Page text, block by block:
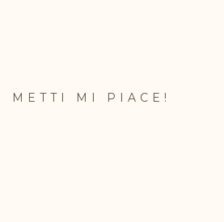
METTI MI PIACE!